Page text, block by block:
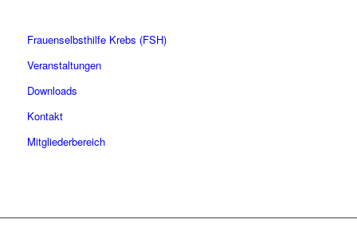
Frauenselbsthilfe Krebs (FSH)
Veranstaltungen
Downloads
Kontakt
Mitgliederbereich